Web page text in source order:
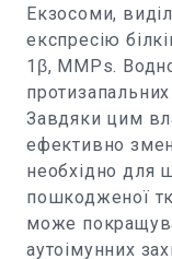
Екзосоми,
експресію
1β, MMPs.
Завдяки цим
ефективно
необхідно для
пошкодженої
може
аутоімунних